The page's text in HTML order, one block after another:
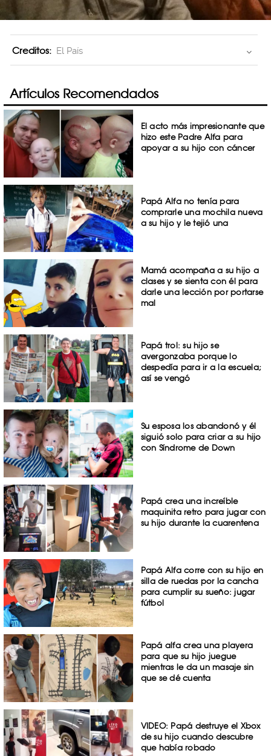
Creditos: El País
Artículos Recomendados
El acto más impresionante que
hizo este Padre Alfa para
apoyar a su hijo con cáncer
Papá Alfa no tenía para
comprarle una mochila nueva
a su hijo y le tejió una
Mamá acompaña a su hijo a
clases y se sienta con él para
darle una lección por portarse
mal
Papá trol: su hijo se
avergonzaba porque lo
despedía para ir a la escuela;
así se vengó
Su esposa los abandonó y él
siguió solo para criar a su hijo
con Síndrome de Down
Papá crea una increíble
maquinita retro para jugar con
su hijo durante la cuarentena
Papá Alfa corre con su hijo en
silla de ruedas por la cancha
para cumplir su sueño: jugar
fútbol
Papá alfa crea una playera
para que su hijo juegue
mientras le da un masaje sin
que se dé cuenta
VIDEO: Papá destruye el Xbox
de su hijo cuando descubre
que había robado